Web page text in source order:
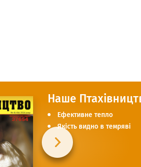
Наше
Ефективне тепло
Якість видно в темряві